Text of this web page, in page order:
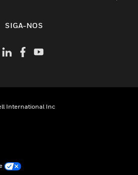
SIGA-NOS
International Inc